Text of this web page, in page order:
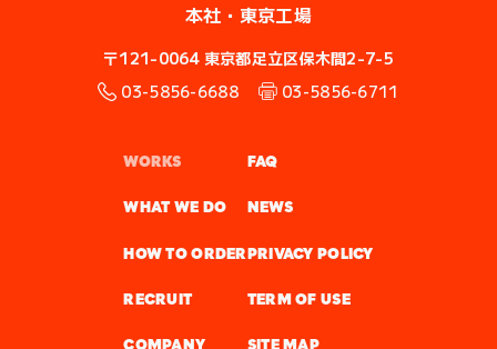
本社・ 東京工場
〒121-0064 東京都足立区保木間2-7-5
03-5856-6688
03-5856-6711
WORKS
WHAT WE DO
HOW TO ORDER
RECRUIT
FAQ
NEWS
PRIVACY POLICY
TERM OF USE